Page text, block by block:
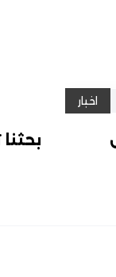
اخبار